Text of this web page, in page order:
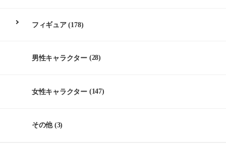
フィギュア(178)
男性キャラクター (28)
女性キャラクター (147)
その他(3)